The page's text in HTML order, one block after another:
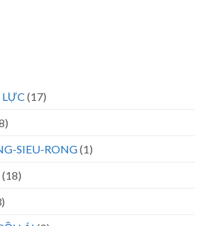
(17)
SIEU-RONG(1)
(18)